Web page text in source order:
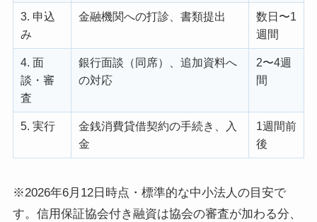
3. 申込
み
金融機関への打診、書類提出
数日〜1
週間
4. 面
談・審
査
銀行面談（同席）、追加資料へ
の対応
2〜4週
間
5. 実行
金銭消費貸借契約の手続き、入
金
1週間前
後
※2026年6月12日時点・標準的な中小法人の目安で
す。信用保証協会付き融資は協会の審査が加わる分、